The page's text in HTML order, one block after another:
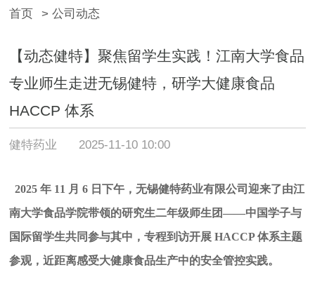
首页 > 公司动态
【动态健特】聚焦留学生实践！江南大学食品
专业师生走进无锡健特，研学大健康食品
HACCP 体系
健特药业 2025-11-10 10:00
2025 年 11 月 6 日下午，无锡健特药业有限公司迎来了由江
南大学食品学院带领的研究生二年级师生团——中国学子与
国际留学生共同参与其中，专程到访开展 HACCP 体系主题
参观，近距离感受大健康食品生产中的安全管控实践。